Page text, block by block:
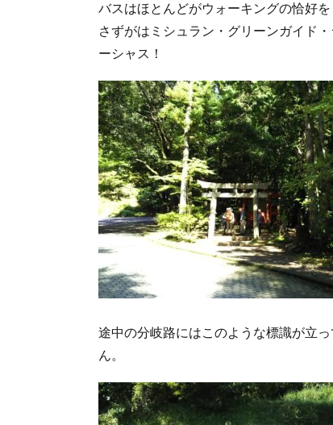
ら熊
野本
宮大
ウォ
ーキ
ング
ルー
ト
2.
熊
野
本
社
バスはほとんどがウォーキングの恰好
さずがはミシュラン・グリーンガイド
ーシャス！
途中の分岐路にはこのような標識が立
ん。